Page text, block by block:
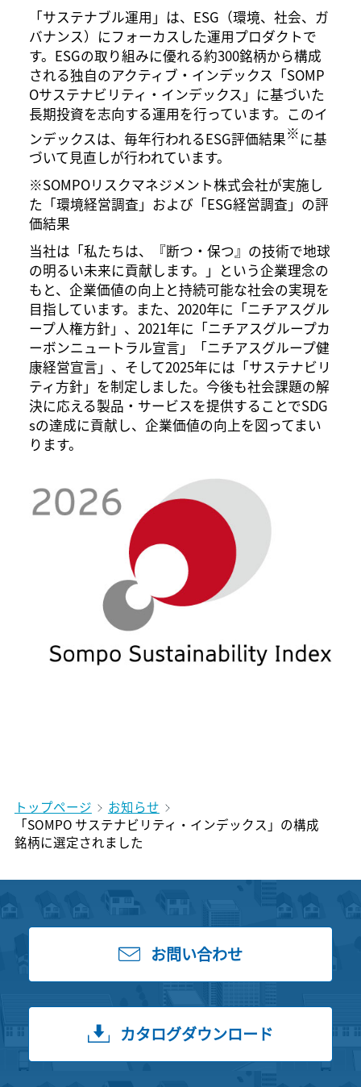
「サステナブル運用」は、ESG（環境、社会、ガ
バナンス）にフォーカスした運用プロダクトで
す。ESGの取り組みに優れる約300銘柄から構成
される独自のアクティブ・インデックス「SOMP
Oサステナビリティ・インデックス」に基づいた
長期投資を志向する運用を行っています。このイ
ンデックスは、毎年行われるESG評価結果※に基
づいて見直しが行われています。
※SOMPOリスクマネジメント株式会社が実施し
た「環境経営調査」および「ESG経営調査」の評
価結果
当社は「私たちは、『断つ・保つ』の技術で地球
の明るい未来に貢献します。」という企業理念の
もと、企業価値の向上と持続可能な社会の実現を
目指しています。また、2020年に「ニチアスグル
ープ人権方針」、2021年に「ニチアスグループカ
ーボンニュートラル宣言」「ニチアスグループ健
康経営宣言」、そして2025年には「サステナビリ
ティ方針」を制定しました。今後も社会課題の解
決に応える製品・サービスを提供することでSDG
sの達成に貢献し、企業価値の向上を図ってまい
ります。
トップページ
お知らせ
「SOMPO サステナビリティ・インデックス」の構成
銘柄に選定されました
お問い合わせ
カタログダウンロード